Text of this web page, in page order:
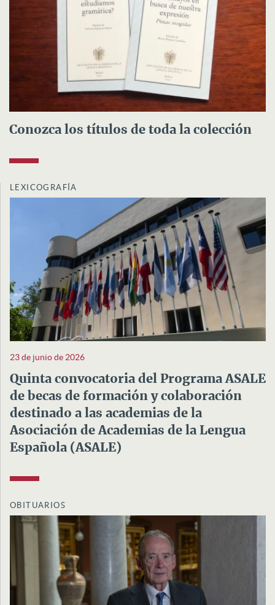
Conozca los títulos de toda la colección
LEXICOGRAFÍA
23 de junio de 2026
Quinta convocatoria del Programa ASALE
de becas de formación y colaboración
destinado a las academias de la
Asociación de Academias de la Lengua
Española (ASALE)
OBITUARIOS